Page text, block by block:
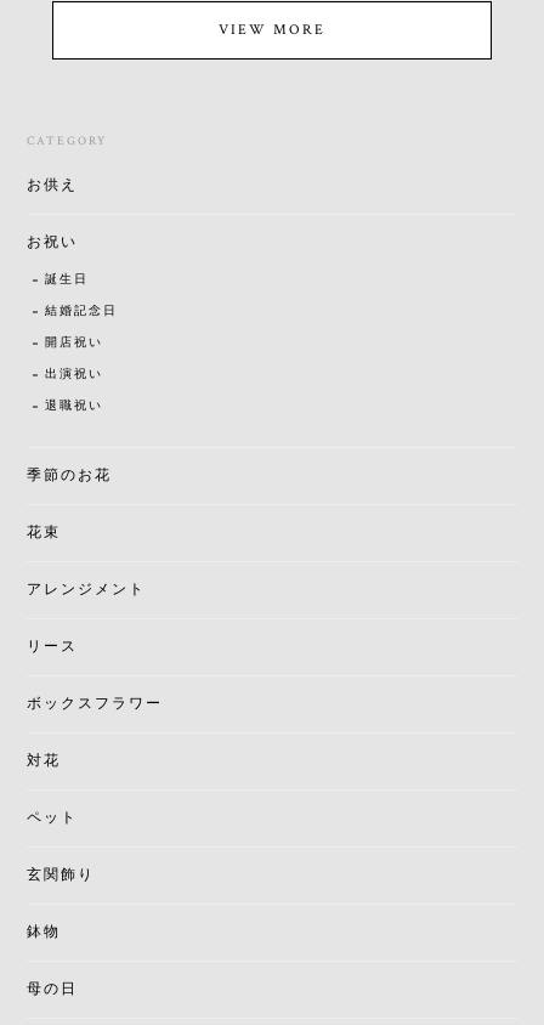
VIEW MORE
CATEGORY
お供え
お祝い
誕生日
結婚記念日
開店祝い
出演祝い
退職祝い
季節のお花
花束
アレンジメント
リース
ボックスフラワー
対花
ペット
玄関飾り
鉢物
母の日